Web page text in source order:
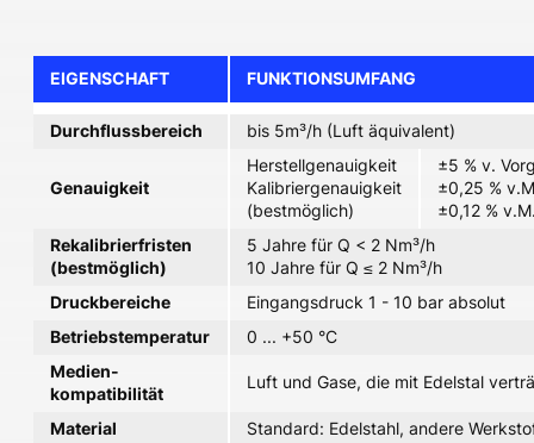
EIGENSCHAFT FUNKTIONSUMFANG
Durchflussbereich bis 5m³/h (Luft äquivalent)
Genauigkeit
Herstellgenauigkeit
Kalibriergenauigkeit
(bestmöglich)
±5 % v.
±0,25 %
±0,12 %
Rekalibrierfristen
(bestmöglich)
5 Jahre für Q < 2 Nm³/h
10 Jahre für Q ≤ 2 Nm³/h
Druckbereiche
Eingangsdruck 1 - 10 bar absolut
Betriebstemperatur
0 ... +50 °C
Medien-
kompatibilität
Luft und Gase, die mit Edelstal
Material Standard: Edelstahl, andere